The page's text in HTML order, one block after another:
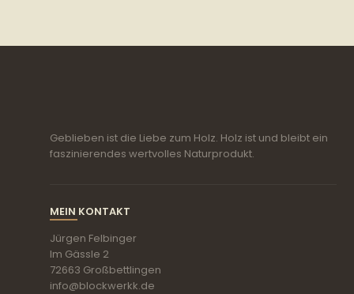
Geblieben ist die Liebe zum Holz. Holz ist und bleibt ein
faszinierendes wertvolles Naturprodukt.
MEIN KONTAKT
Jürgen Felbinger
Im Gässle 2
72663 Großbettlingen
info@blockwerkk.de